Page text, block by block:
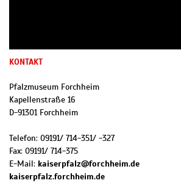
KONTAKT
Pfalzmuseum Forchheim
Kapellenstraße 16
D-91301 Forchheim
Telefon: 09191/ 714-351/ -327
Fax: 09191/ 714-375
E-Mail: kaiserpfalz@forchheim.de
kaiserpfalz.forchheim.de